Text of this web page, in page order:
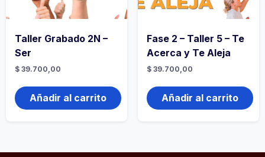
Taller Grabado 2N –
Ser
$ 39.700,00
Añadir al carrito
Fase 2 – Taller 5 – Te
Acerca y Te Aleja
$39.700,00
Añadir al carrito